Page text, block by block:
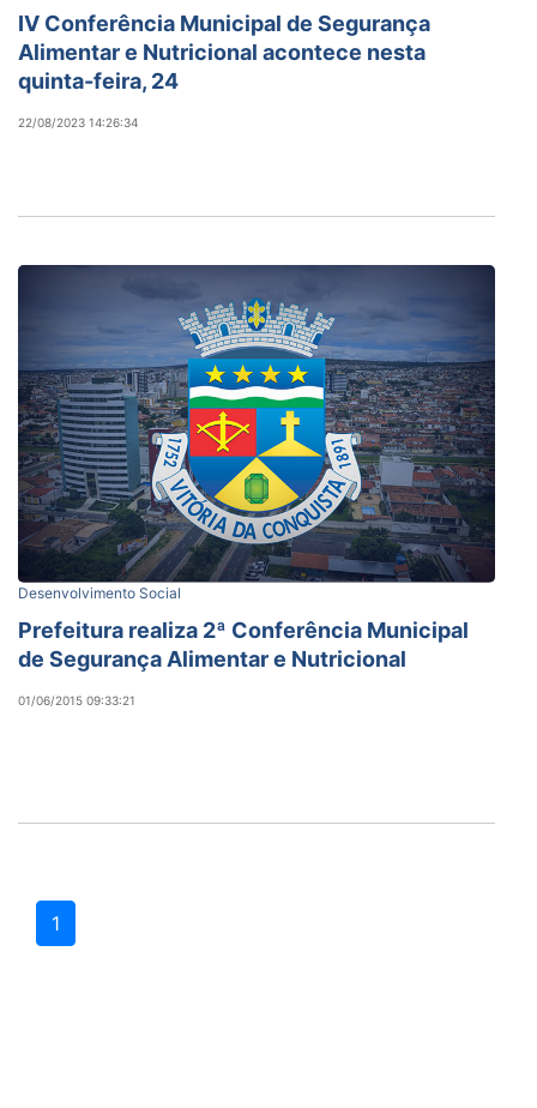
IV Conferência Municipal de Segurança
Alimentar e Nutricional acontece nesta
quinta-feira, 24
22/08/2023 14:26:34
Desenvolvimento Social
Prefeitura realiza 2ª Conferência Municipal
de Segurança Alimentar e Nutricional
01/06/2015 09:33:21
1